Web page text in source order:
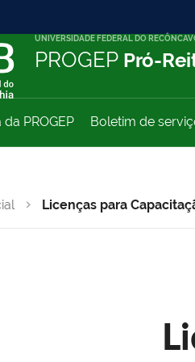
UNIVERSIDADE FEDERAL DO
PROGEP Pró-
PROGEP Boletim de
Licenças para